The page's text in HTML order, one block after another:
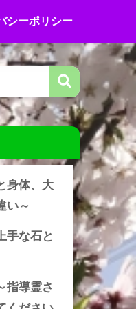
シーポリシー
身体、大
い～
手な石と
指導霊さ